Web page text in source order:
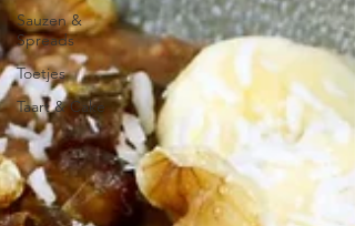
Sauzen &
Spreads
Toetjes
Taart & Cake